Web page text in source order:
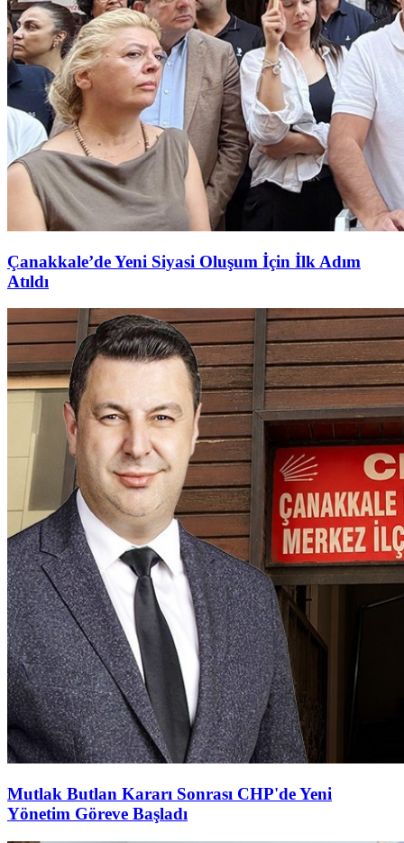
Çanakkale’de Yeni Siyasi Oluşum İçin İlk Adım
Atıldı
Mutlak Butlan Kararı Sonrası CHP'de Yeni
Yönetim Göreve Başladı